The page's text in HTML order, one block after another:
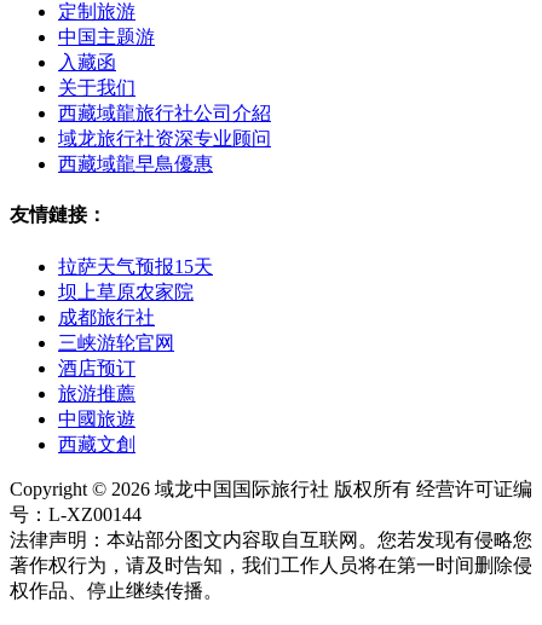
定制旅游
中国主题游
入藏函
关于我们
西藏域龍旅行社公司介紹
域龙旅行社资深专业顾问
西藏域龍早鳥優惠
友情鏈接：
拉萨天气预报15天
坝上草原农家院
成都旅行社
三峡游轮官网
酒店预订
旅游推薦
中國旅遊
西藏文創
Copyright © 2026 域龙中国国际旅行社 版权所有 经营许可证编
号：L-XZ00144
法律声明：本站部分图文内容取自互联网。您若发现有侵略您
著作权行为，请及时告知，我们工作人员将在第一时间删除侵
权作品、停止继续传播。